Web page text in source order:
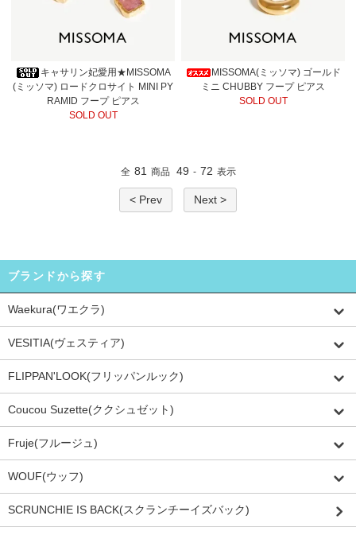
キャサリン妃愛用★MISSOMA
(ミッソマ) ロードクロサイト MINI PY
RAMID フープ ピアス
SOLD OUT
MISSOMA(ミッソマ) ゴールド
ミニ CHUBBY フープ ピアス
SOLD OUT
全 81 商品 49 - 72 表示
< Prev Next >
ブランドから探す
Waekura(ワエクラ)
VESITIA(ヴェスティア)
FLIPPAN'LOOK(フリッパンルック)
Coucou Suzette(ククシュゼット)
Fruje(フルージュ)
WOUF(ウッフ)
SCRUNCHIE IS BACK(スクランチーイズバック)